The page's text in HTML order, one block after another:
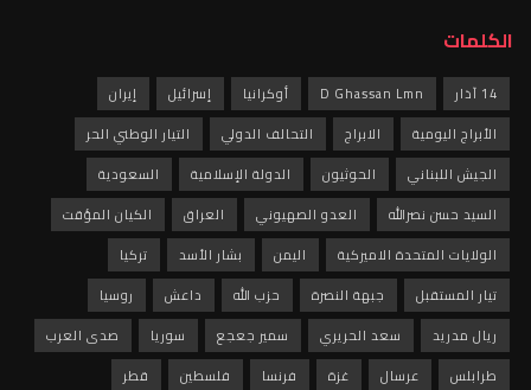
الكلمات
14 آذار D Ghassan Lmn أوكرانيا إسرائيل
إيران
الأبراج اليومية
الابراج التحالف الدولي
التيار الوطني الحر
الجيش اللبناني
الحوثيون الدولة الإسلامية
السعودية
السيد حسن نصرالله
العدو الصهيوني العراق
الكيان المؤقت
الولايات المتحدة الاميركية
اليمن بشار الأسد
تركيا
تيار المستقبل
جبهة النصرة حزب الله داعش
روسيا
ريال مدريد
سعد الحريري سمير جعجع سوريا
صدى العرب
طرابلس
عرسال غزة فرنسا فلسطين قطر